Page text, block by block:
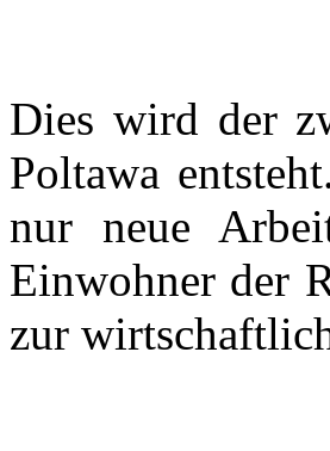
Dies wird der
Poltawa
nur neue
Einwohner der
zur